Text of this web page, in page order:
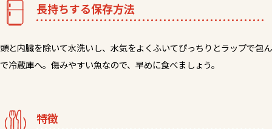
長持ちする保存方法
頭と内臓を除いて水洗いし、水気をよくふいてぴっちりとラップで包ん
で冷蔵庫へ。傷みやすい魚なので、早めに食べましょう。
特徴